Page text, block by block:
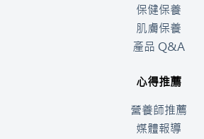
保健保養
肌膚保養
產品 Q&A
心得推薦
營養師推薦
媒體報導